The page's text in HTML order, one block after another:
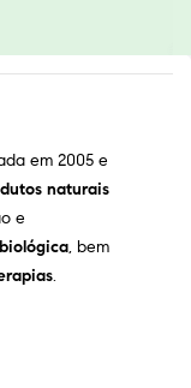
em 2005 e
naturais
e
, bem
.